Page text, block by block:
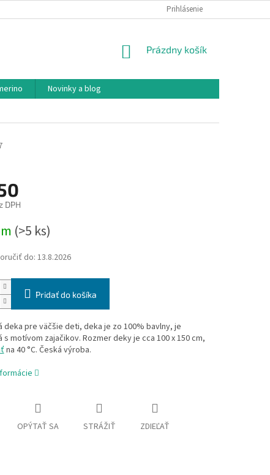
AKO NAKUPOVAŤ
Prihlásenie
NÁKUPNÝ
Prázdny košík
Novinky a blog
DPH
(>5 ks)
do: 13.8.2026
Pridať do košíka
deka pre väčšie deti, deka je zo 100% bavlny, je
s motívom zajačikov. Rozmer deky je cca 100 x 150 cm,
na 40 °C. Česká výroba.
OPÝTAŤ SA STRÁŽIŤ ZDIEĽAŤ